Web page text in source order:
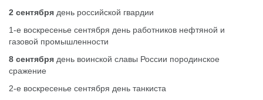
2 сентября день российской гвардии
1-е воскресенье сентября день работников нефтяной и
газовой промышленности
8 сентября день воинской славы России породинское
сражение
2-е воскресенье сентября день танкиста